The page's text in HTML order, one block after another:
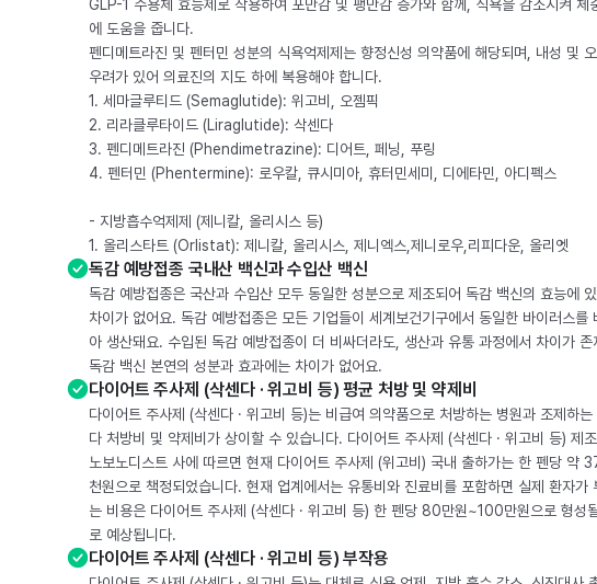
GLP-1 수용체 효능제로 작용하여 포만감 및 팽만감 증가와 함께, 식욕을 감소시켜 체
에 도움을 줍니다.
펜디메트라진 및 펜터민 성분의 식욕억제제는 향정신성 의약품에 해당되며, 내성 및
우려가 있어 의료진의 지도 하에 복용해야 합니다.
1. 세마글루티드 (Semaglutide): 위고비, 오젬픽
2. 리라클루타이드 (Liraglutide): 삭센다
3. 펜디메트라진 (Phendimetrazine): 디어트, 페닝, 푸링
4. 펜터민 (Phentermine): 로우칼, 큐시미아, 휴터민세미, 디에타민, 아디펙스
- 지방흡수억제제 (제니칼, 올리시스 등)
1. 올리스타트 (Orlistat): 제니칼, 올리시스, 제니엑스,제니로우,리피다운, 올리엣
독감 예방접종 국내산 백신과 수입산 백신
독감 예방접종은 국산과 수입산 모두 동일한 성분으로 제조되어 독감 백신의 효능에
차이가 없어요. 독감 예방접종은 모든 기업들이 세계보건기구에서 동일한 바이러스를
아 생산돼요. 수입된 독감 예방접종이 더 비싸더라도, 생산과 유통 과정에서 차이가 존
독감 백신 본연의 성분과 효과에는 차이가 없어요.
다이어트 주사제 (삭센다 · 위고비 등) 평균 처방 및 약제비
다이어트 주사제 (삭센다 · 위고비 등)는 비급여 의약품으로 처방하는 병원과 조제하는
다 처방비 및 약제비가 상이할 수 있습니다. 다이어트 주사제 (삭센다 · 위고비 등) 제
노보노디스트 사에 따르면 현재 다이어트 주사제 (위고비) 국내 출하가는 한 펜당 약
천원으로 책정되었습니다. 현재 업계에서는 유통비와 진료비를 포함하면 실제 환자가
는 비용은 다이어트 주사제 (삭센다 · 위고비 등) 한 펜당 80만원~100만원으로 형성
로 예상됩니다.
다이어트 주사제 (삭센다 · 위고비 등) 부작용